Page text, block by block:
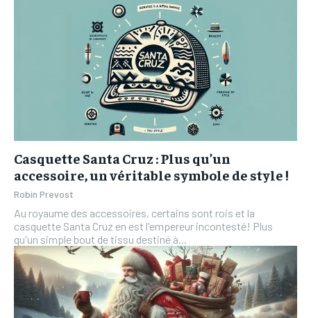
Casquette Santa Cruz : Plus qu’un
accessoire, un véritable symbole de style !
Robin Prevost
Au royaume des accessoires, certains sont rois et la
casquette Santa Cruz en est l'empereur incontesté! Plus
qu'un simple bout de tissu destiné à...